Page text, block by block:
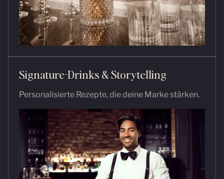
Signature-Drinks & Storytelling
Personalisierte Rezepte, die deine Marke stärken.